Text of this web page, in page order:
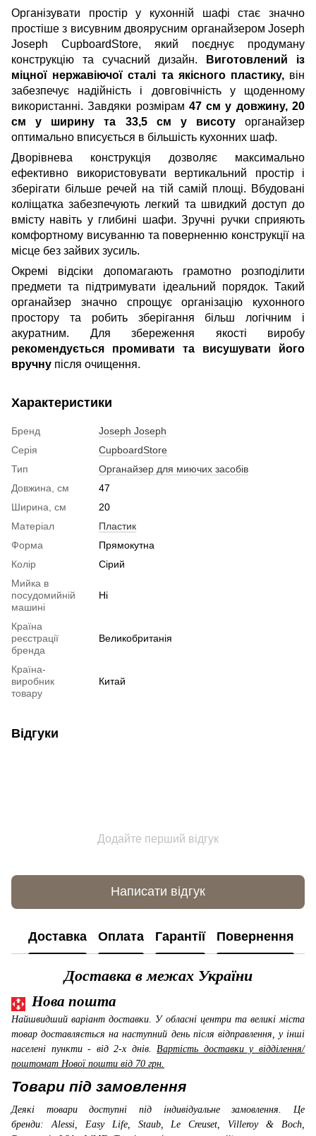
Організувати простір у кухонній шафі стає значно
простіше з висувним двоярусним органайзером Joseph
Joseph CupboardStore, який поєднує продуману
конструкцію та сучасний дизайн.
Виготовлений із
міцної нержавіючої сталі та якісного пластику,він
забезпечує надійність і довговічність у щоденному
використанні. Завдяки розмірам 47 см у довжину, 20
см у ширину та 33,5 см у висоту органайзер
оптимально вписується в більшість кухонних шаф.
Дворівнева конструкція дозволяє максимально
ефективно використовувати вертикальний простір і
зберігати більше речей на тій самій площі. Вбудовані
коліщатка забезпечують легкий та швидкий доступ до
вмісту навіть у глибині шафи. Зручні ручки сприяють
комфортному висуванню та поверненню конструкції на
місце без зайвих зусиль.
Окремі відсіки допомагають грамотно розподілити
предмети та підтримувати ідеальний порядок. Такий
органайзер значно спрощує організацію кухонного
простору та робить зберігання більш логічним і
акуратним. Для збереження якості виробу
рекомендується промивати та висушувати його
вручну після очищення.
Характеристики
Бренд
Joseph Joseph
Серія
CupboardStore
Тип
Органайзер для миючих засобів
Довжина, см
47
Ширина, см
20
Матеріал
Пластик
Форма
Прямокутна
Колір
Сірий
Мийка в
посудомийній
машині
Ні
Країна
реєстрації
бренда
Великобританія
Країна-
виробник
товару
Китай
Відгуки
Додайте перший відгук
Написати відгук
Доставка Оплата Гарантії Повернення
Доставка в межах України
Нова пошта
Найшвидший варіант доставки. У обласні центри та великі міста
товар доставляється на наступний день після відправлення, у інші
населені пункти - від 2-х днів. Вартість доставки у відділення/
поштомат Нової пошти від 70 грн.
Товари під замовлення
Деякі товари доступні під індивідуальне замовлення. Це
бренди: Alessi, Easy Life, Staub, Le Creuset, Villeroy & Boch,